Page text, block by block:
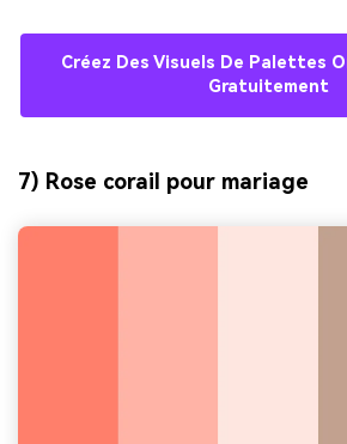
Créez Des Visuels De Palettes
Gratuitement
7) Rose corail pour mariage